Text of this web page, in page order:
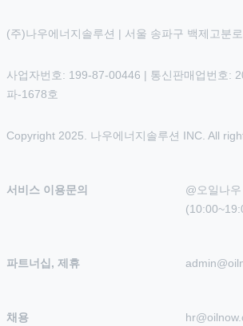
(주)나우에너지솔루션 | 서울 송파구 백제고분
사업자번호: 199-87-00446 | 통신판매업번호:
파-1678호
Copyright 2025. 나우에너지솔루션 INC. All
서비스 이용문의
@오일나
파트너십, 제휴
채용